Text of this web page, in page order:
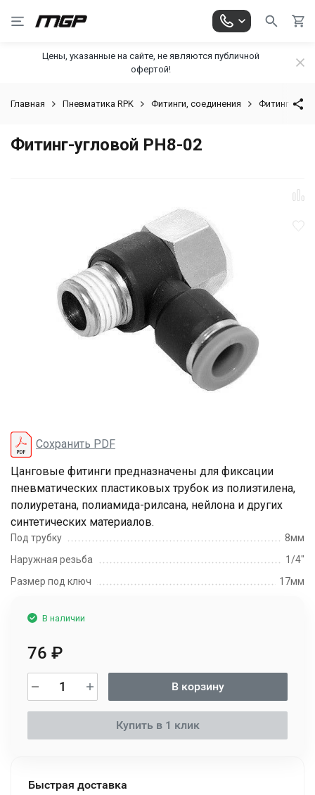
Цены, указанные на сайте, не являются публичной
офертой!
Главная Пневматика RPK Фитинги, соединения Фитинг-
Фитинг-угловой PH8-02
Сохранить PDF
Цанговые фитинги предназначены для фиксации
пневматических пластиковых трубок из полиэтилена,
полиуретана, полиамида-рилсана, нейлона и других
синтетических материалов.
Под трубку
8мм
Наружная резьба
1/4"
Размер под ключ
17мм
В наличии
76 ₽
В корзину
Купить в 1 клик
Быстрая доставка